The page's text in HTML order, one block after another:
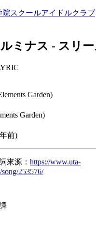
院スクールアイドルクラブ
ミナス - スリ
Garden)
Garden)
前)
來源： https://www.uta-
song/253576/